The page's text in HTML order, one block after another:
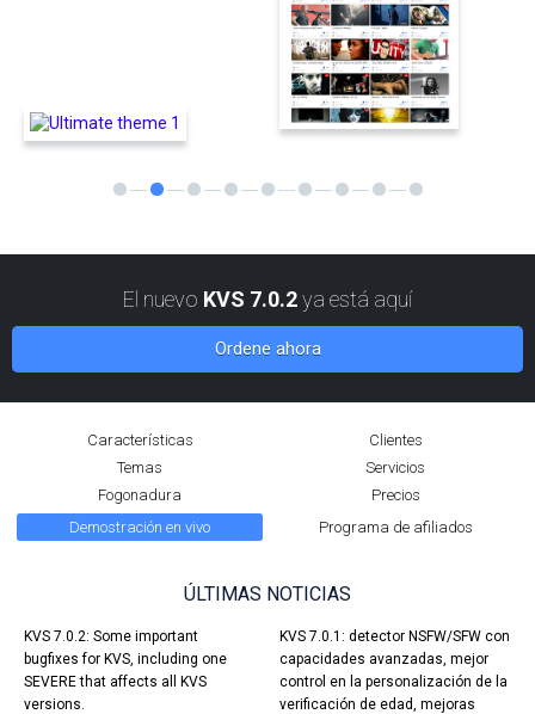
El nuevo KVS 7.0.2ya está aquí
Ordene ahora
Características
Clientes
Temas
Servicios
Fogonadura
Precios
Demostración en vivo
Programa de afiliados
ÚLTIMAS NOTICIAS
KVS 7.0.2: Some important
bugfixes for KVS, including one
SEVERE that affects all KVS
versions.
KVS 7.0.1: detector NSFW/SFW con
capacidades avanzadas, mejor
control en la personalización de la
verificación de edad, mejoras